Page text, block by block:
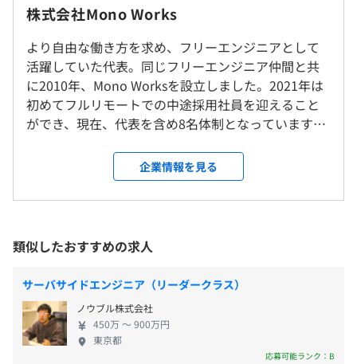
連携システム
・AI ChatBotを利用した社内規定検索システム
他多数
3．大手メーカー商材管理システム開発
・商材の生産および購買に関する発注管理システム
・外部との受発注および納期を管理するシステム
・システム全体のメンテナンスをおこなう管理システム
4．自治体向けシステム開発
・降雨状況のリアルタイム表示と河川氾濫予測システム
・スキルを高めたいと考えている方は、勉強会参加や書籍
購入費用を会社で負担します。
・全員が同じ場所に常駐しているので、どんなことでも気
＜雇入時＞
本社、および自宅（原則としてフルリモートによる在宅勤
務）
＜変更範囲＞
会社の定める場所（在宅勤務を行う場所を含む）
受動喫煙防止措置に関する事項
・JR 「新宿駅」より徒歩10分
・都営大江戸線「都庁前駅」より徒歩6分
フレックスタイム制（コアタイム10：00～15：00、標準
労働時間7.5時間）
休憩時間：11:50～12:50（60分）
平均残業時間：平均10～15時間／月
・年末年始休暇（6日間～、カレンダーによる）
・慶弔休暇
・産休・育休
・結婚記念日休暇
・誕生日休暇（本人、配偶者、子どもまで）
株式会社Mono Works
より自由な働き方を求め、フリーエンジニアとして
活躍していた代表。同じフリーエンジニア仲間と共
に2010年、Mono Worksを設立しました。2021年は
初めてフルリモートでの中途採用社員を迎えること
ができ、現在、代表を含め8名体制となっています。
シップを持ち、安定した業務を行っています。 業務
システム開発を強みとしている当社ですが、クライ
アントからAI／Azure関連の開発案件が多く出てきて
鋭で今すぐコアメンバーとして活躍できる環境。発
展途上の当社をどんどん引っ張って行ける、意欲あ
るエンジニアをお待ちしています。 ◆エンジニアが
働きやすい環境を追求します 完全週休2日制、繁忙期
を避ければ長期休暇を取ることもでき、メリハリあ
る働き方が実現可能です。残業は月平均10時間以内
に抑えています。無理のないスケジュールで、自らの
企業情報を見る
類似したおすすめの求人
サーバサイドエンジニア（リーダークラス）
ノウブル株式会社
450万 〜 900万円
東京都
応募可能ランク：B